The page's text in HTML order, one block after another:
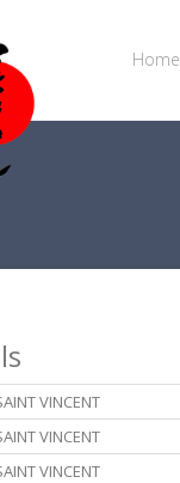
Home
VINCENT
VINCENT
VINCENT